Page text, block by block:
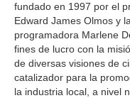
fundado en 1997 por el
Edward James Olmos y
programadora Marlene
fines de lucro con la
de diversas visiones de
catalizador para la
la industria local, a nivel